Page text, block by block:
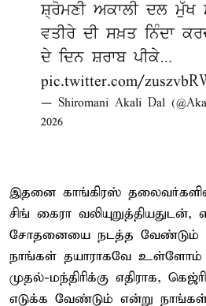
ਸ਼੍ਰੋਮਣੀ ਅਕਾਲੀ ਦਲ ਮੁੱਖ
ਵਤੀਰੇ ਦੀ ਸਖ਼ਤ ਨਿੰਦਾ
ਦੇ ਦਿਨ ਸ਼ਰਾਬ ਪੀਕੇ…
pic.twitter.com/
— Shiromani Akali Dal
2026
இதனை காங்கிரஸ்
சிங் கைரா
சோதனையை நடத்த வேண்டும்
நாங்கள் தயாராகவே உள்ளோம்
முதல்-மந்திரிக்கு எதிராக,
எடுக்க வேண்டும் என்று நாங்கள்